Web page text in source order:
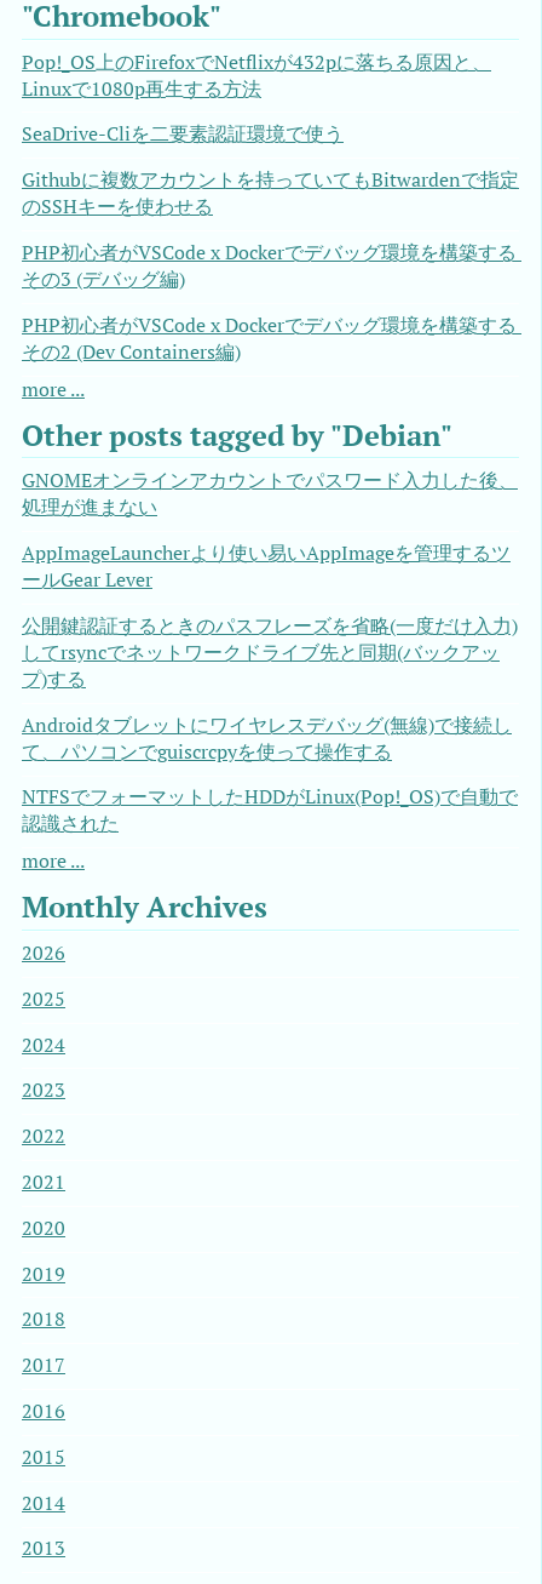
"Chromebook"
Pop!_OS上のFirefoxでNetflixが432pに落ちる原因と、
Linuxで1080p再生する方法
SeaDrive-Cliを二要素認証環境で使う
Githubに複数アカウントを持っていてもBitwardenで指定
のSSHキーを使わせる
PHP初心者がVSCode x Dockerでデバッグ環境を構築する
その3 (デバッグ編)
PHP初心者がVSCode x Dockerでデバッグ環境を構築する
その2 (Dev Containers編)
more ...
Other posts tagged by "Debian"
GNOMEオンラインアカウントでパスワード入力した後、
処理が進まない
AppImageLauncherより使い易いAppImageを管理するツ
ールGear Lever
公開鍵認証するときのパスフレーズを省略(一度だけ入力)
してrsyncでネットワークドライブ先と同期(バックアッ
プ)する
Androidタブレットにワイヤレスデバッグ(無線)で接続し
て、パソコンでguiscrcpyを使って操作する
NTFSでフォーマットしたHDDがLinux(Pop!_OS)で自動で
認識された
more ...
Monthly Archives
2026
2025
2024
2023
2022
2021
2020
2019
2018
2017
2016
2015
2014
2013